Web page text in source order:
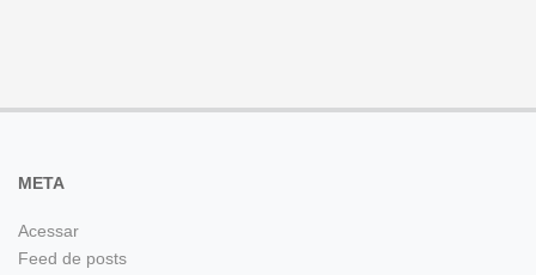
META
Acessar
Feed de posts